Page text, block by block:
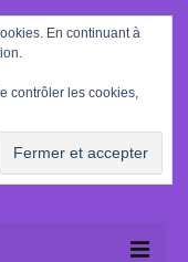
En continuant à
contrôler les cookies,